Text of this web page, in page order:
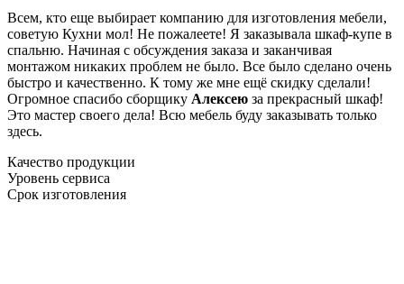
Всем, кто еще выбирает компанию для изготовления мебели,
советую Кухни мол! Не пожалеете! Я заказывала шкаф-купе в
спальню. Начиная с обсуждения заказа и заканчивая
монтажом никаких проблем не было. Все было сделано очень
быстро и качественно. К тому же мне ещё скидку сделали!
Огромное спасибо сборщику Алексею за прекрасный шкаф!
Это мастер своего дела! Всю мебель буду заказывать только
здесь.
Качество продукции
Уровень сервиса
Срок изготовления